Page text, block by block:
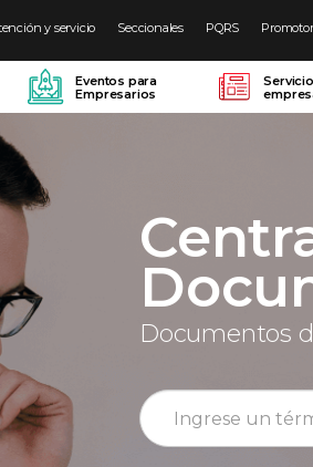
y servicio Seccionales PQRS
Eventos para
Empresarios
Documentos